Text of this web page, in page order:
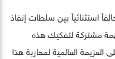
استثنائياً بين سلطات إنفاذ
مشتركة لتفكيك هذه
العالمية لمحاربة هذا